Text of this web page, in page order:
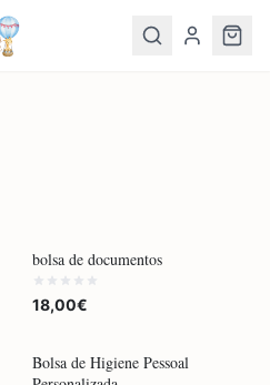
bolsa de documentos
18,00€
Bolsa de Higiene Pessoal